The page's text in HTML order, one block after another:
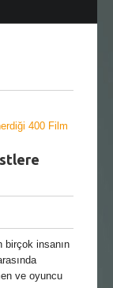
birçok insanın
ve oyuncu